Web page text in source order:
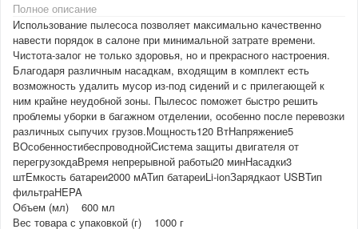
Полное описание
Использование пылесоса позволяет максимально качественно
навести порядок в салоне при минимальной затрате времени.
Чистота-залог не только здоровья, но и прекрасного настроения.
Благодаря различным насадкам, входящим в комплект есть
возможность удалить мусор из-под сидений и с прилегающей к
ним крайне неудобной зоны. Пылесос поможет быстро решить
проблемы уборки в багажном отделении, особенно после перевозки
различных сыпучих грузов.Мощность120 ВтНапряжение5
ВОсобенностибеспроводнойСистема защиты двигателя от
перегрузокдаВремя непрерывной работы20 минНасадки3
штЕмкость батареи2000 мАТип батареиLi-ionЗарядкаот USBТип
фильтраHEPA
Объем (мл) 600 мл
Вес товара с упаковкой (г) 1000 г